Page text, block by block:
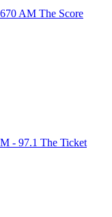
AM The Score
- 97.1 The Ticket